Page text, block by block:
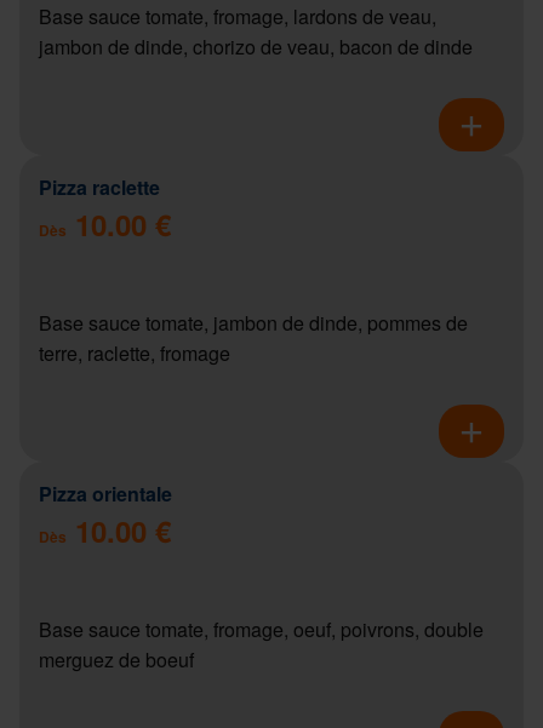
Base sauce tomate, fromage, lardons de veau,
jambon de dinde, chorizo de veau, bacon de dinde
Pizza raclette
Dès 10.00 €
Base sauce tomate, jambon de dinde, pommes de
terre, raclette, fromage
Pizza orientale
Dès 10.00 €
Base sauce tomate, fromage, oeuf, poivrons, double
merguez de boeuf